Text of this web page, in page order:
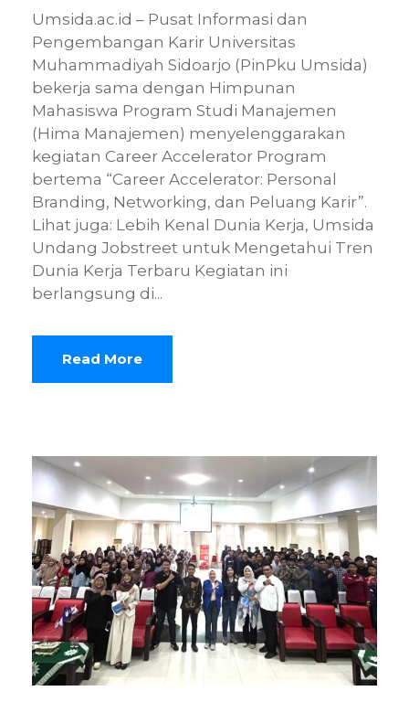
Umsida.ac.id – Pusat Informasi dan
Pengembangan Karir Universitas
Muhammadiyah Sidoarjo (PinPku Umsida)
bekerja sama dengan Himpunan
Mahasiswa Program Studi Manajemen
(Hima Manajemen) menyelenggarakan
kegiatan Career Accelerator Program
bertema “Career Accelerator: Personal
Branding, Networking, dan Peluang Karir”.
Lihat juga: Lebih Kenal Dunia Kerja, Umsida
Undang Jobstreet untuk Mengetahui Tren
Dunia Kerja Terbaru Kegiatan ini
berlangsung di...
Read More